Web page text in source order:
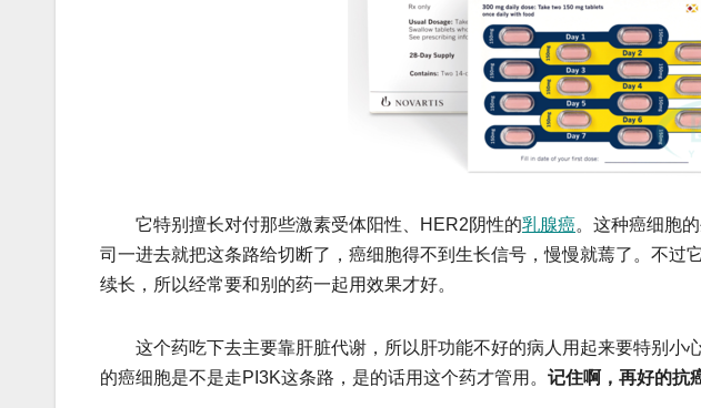
它特别擅长对付那些激素受体阳性、HER2阴性的乳腺癌。这种癌细胞
司一进去就把这条路给切断了，癌细胞得不到生长信号，慢慢就蔫了。不过
续长，所以经常要和别的药一起用效果才好。
这个药吃下去主要靠肝脏代谢，所以肝功能不好的病人用起来要特别小
的癌细胞是不是走PI3K这条路，是的话用这个药才管用。 记住啊，再好的抗